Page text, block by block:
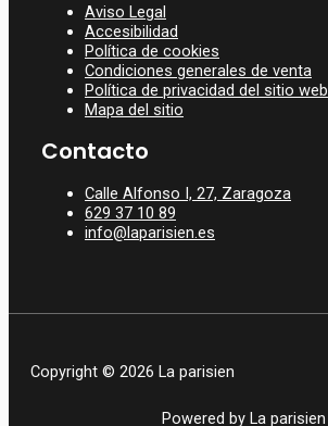
Aviso Legal
Accesibilidad
Política de cookies
Condiciones generales de venta
Política de privacidad del sitio web
Mapa del sitio
Contacto
Calle Alfonso I, 27, Zaragoza
629 37 10 89
info@laparisien.es
Copyright © 2026 La parisien
Powered by La parisien